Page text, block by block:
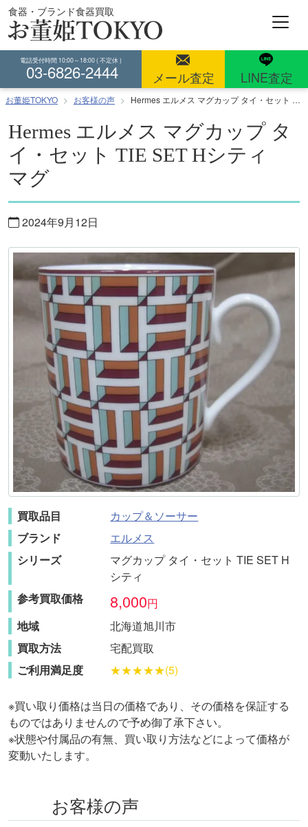
コ
ン
テ
へ
ス
キ
ッ
プ
食器・ブランド食器買取
電話受付時間 10:00～18:00 ( 不定休 )
03-6826-2444 メール査定 LINE査定
お董姫TOKYO お客様の声 Hermes エルメス マグカップ タイ・セット TIE SET Hシティ マグ
Hermes エルメス マグカップ タ
イ・セット TIE SET Hシティ
マグ
2024年9月12日
買取品目
カップ＆ソーサー
ブランド
エルメス
シリーズ
マグカップ タイ・セット TIE SET H
シティ
参考買取価格
8,000円
地域
北海道旭川市
買取方法
宅配買取
ご利用満足度
★★★★★(5)
※買い取り価格は当日の価格であり、その価格を保証する
ものではありませんので予め御了承下さい。
※状態や付属品の有無、買い取り方法などによって価格が
変動いたします。
お客様の声